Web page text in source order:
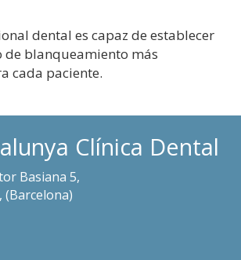
dental es capaz de establecer
blanqueamiento más
cada paciente.
Clínica Dental
Basiana 5,
, (Barcelona)